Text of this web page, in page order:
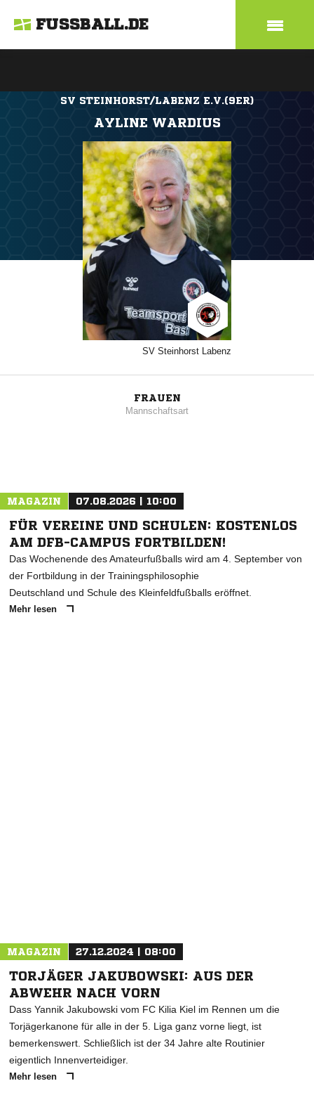
FUSSBALL.DE
SV STEINHORST/LABENZ E.V.(9ER)
AYLINE WARDIUS
SV Steinhorst Labenz
FRAUEN
Mannschaftsart
MAGAZIN 07.08.2026 | 10:00
FÜR VEREINE UND SCHULEN: KOSTENLOS
AM DFB-CAMPUS FORTBILDEN!
Das Wochenende des Amateurfußballs wird am 4. September von
der Fortbildung in der Trainingsphilosophie
Deutschland und Schule des Kleinfeldfußballs eröffnet.
Mehr lesen
MAGAZIN 27.12.2024 | 08:00
TORJÄGER JAKUBOWSKI: AUS DER
ABWEHR NACH VORN
Dass Yannik Jakubowski vom FC Kilia Kiel im Rennen um die
Torjägerkanone für alle in der 5. Liga ganz vorne liegt, ist
bemerkenswert. Schließlich ist der 34 Jahre alte Routinier
eigentlich Innenverteidiger.
Mehr lesen